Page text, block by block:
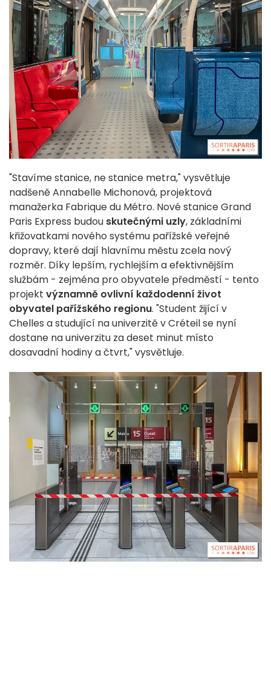
"Stavíme stanice, ne stanice metra," vysvětluje
nadšeně Annabelle Michonová, projektová
manažerka Fabrique du Métro. Nové stanice Grand
Paris Express budou skutečnými uzly, základními
křižovatkami nového systému pařížské veřejné
dopravy, které dají hlavnímu městu zcela nový
rozměr. Díky lepším, rychlejším a efektivnějším
službám - zejména pro obyvatele předměstí - tento
projekt významně ovlivní každodenní život
obyvatel pařížského regionu. "Student žijící v
Chelles a studující na univerzitě v Créteil se nyní
dostane na univerzitu za deset minut místo
dosavadní hodiny a čtvrt," vysvětluje.